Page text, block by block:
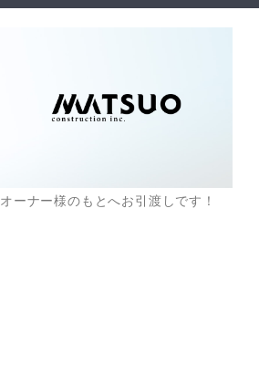
オーナー様のもとへお引渡しです！